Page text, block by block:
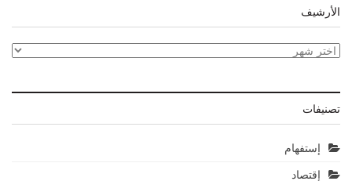
الأرشيف
الأرشيف
تصنيفات
إستفهام
إقتصاد